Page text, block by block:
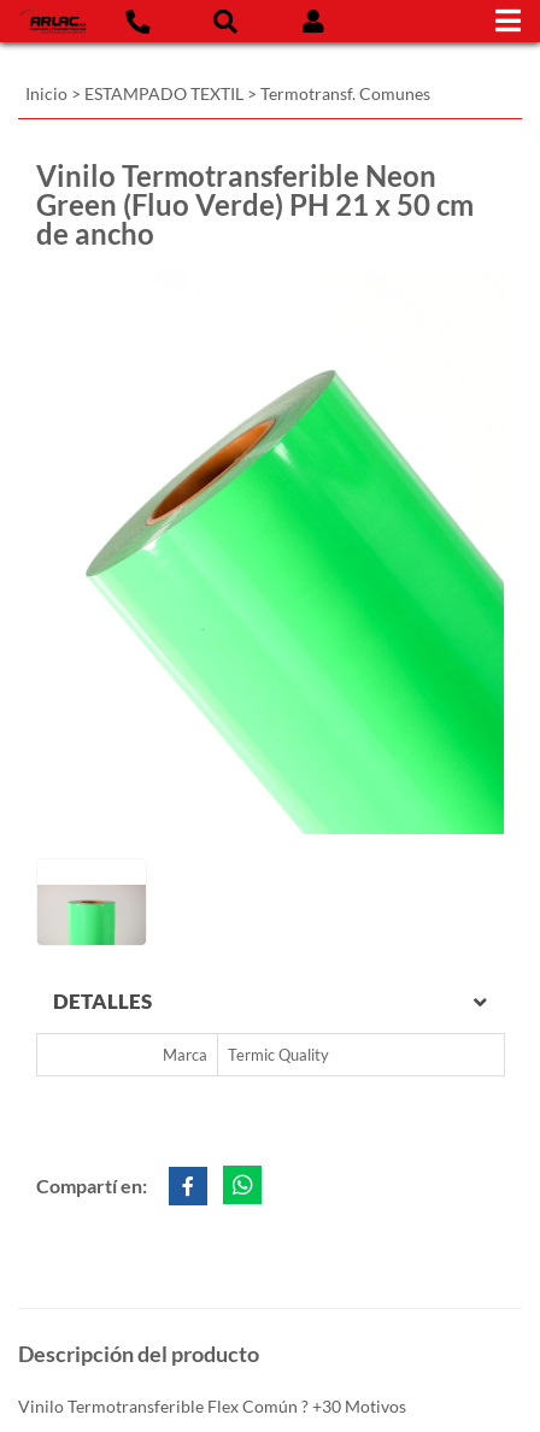
Inicio > ESTAMPADO TEXTIL > Termotransf. Comunes
Vinilo Termotransferible Neon
Green (Fluo Verde) PH 21 x 50 cm
de ancho
DETALLES
Marca Termic Quality
Compartí en:
Descripción del producto
Vinilo Termotransferible Flex Común ? +30 Motivos